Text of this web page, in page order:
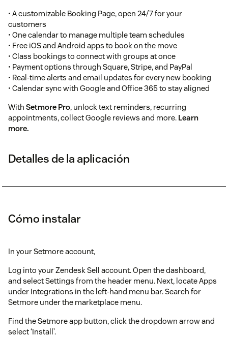
• A customizable Booking Page, open 24/7 for your
customers
• One calendar to manage multiple team schedules
• Free iOS and Android apps to book on the move
• Class bookings to connect with groups at once
• Payment options through Square, Stripe, and PayPal
• Real-time alerts and email updates for every new booking
• Calendar sync with Google and Office 365 to stay aligned
With Setmore Pro, unlock text reminders, recurring
appointments, collect Google reviews and more. Learn
more.
Detalles de la aplicación
Cómo instalar
In your Setmore account,
Log into your Zendesk Sell account. Open the dashboard,
and select Settings from the header menu. Next, locate Apps
under Integrations in the left-hand menu bar. Search for
Setmore under the marketplace menu.
Find the Setmore app button, click the dropdown arrow and
select ‘Install’.